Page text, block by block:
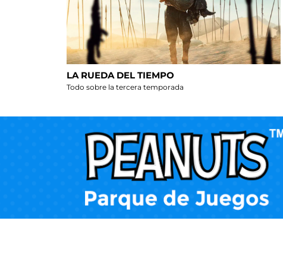
LA RUEDA DEL TIEMPO
Todo sobre la tercera temporada